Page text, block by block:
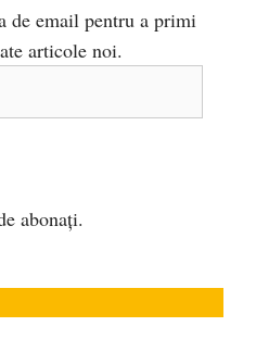
de email pentru a primi
articole noi.
abonați.